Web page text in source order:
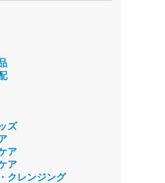
ズ
ア
ア
クレンジング